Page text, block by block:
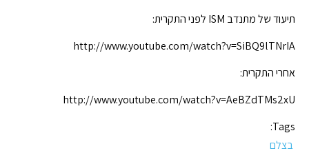
תיעוד של מתנדב ISM לפני התקרית:
http://www.youtube.com/watch?v=SiBQ9lTNrIA
אחרי התקרית:
http://www.youtube.com/watch?v=AeBZdTMs2xU
Tags:
בצלם